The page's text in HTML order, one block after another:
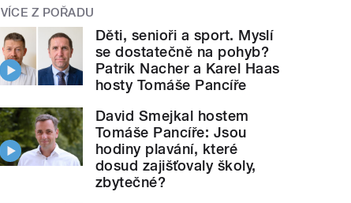
VÍCE Z POŘADU
Děti, senioři a sport. Myslí
se dostatečně na pohyb?
Patrik Nacher a Karel Haas
hosty Tomáše Pancíře
David Smejkal hostem
Tomáše Pancíře: Jsou
hodiny plavání, které
dosud zajišťovaly školy,
zbytečné?